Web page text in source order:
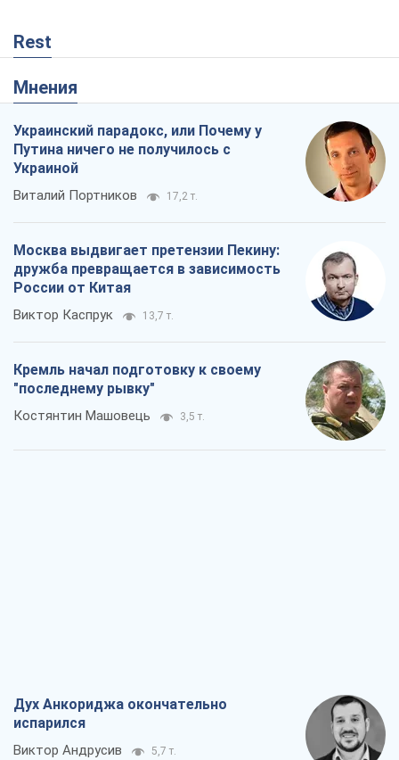
Rest
Мнения
Украинский парадокс, или Почему у
Путина ничего не получилось с
Украиной
Виталий Портников 17,2 т.
Москва выдвигает претензии Пекину:
дружба превращается в зависимость
России от Китая
Виктор Каспрук 13,7 т.
Кремль начал подготовку к своему
"последнему рывку"
Костянтин Машовець 3,5 т.
Дух Анкориджа окончательно
испарился
Виктор Андрусив 5,7 т.